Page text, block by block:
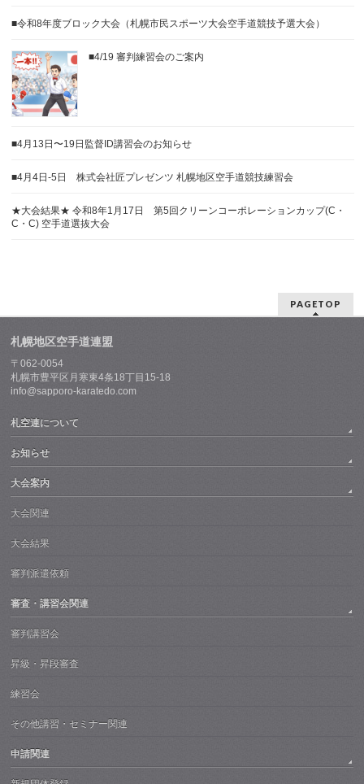
■令和8年度ブロック大会（札幌市民スポーツ大会空手道競技予選大会）
■4/19 審判練習会のご案内
■4月13日〜19日監督ID講習会のお知らせ
■4月4日-5日 株式会社匠プレゼンツ 札幌地区空手道競技練習会
★大会結果★ 令和8年1月17日 第5回クリーンコーポレーションカップ(C・
C・C) 空手道選抜大会
PAGETOP
札幌地区空手道連盟
〒062-0054
札幌市豊平区月寒東4条18丁目15-18
info@sapporo-karatedo.com
札空連について
お知らせ
大会案内
大会関連
大会結果
審判派遣依頼
審査・講習会関連
審判講習会
昇級・昇段審査
練習会
その他講習・セミナー関連
申請関連